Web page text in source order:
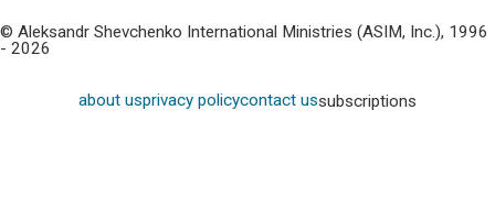
© Aleksandr Shevchenko International Ministries (ASIM, Inc.), 1996
- 2026
about usprivacy policycontact ussubscriptions